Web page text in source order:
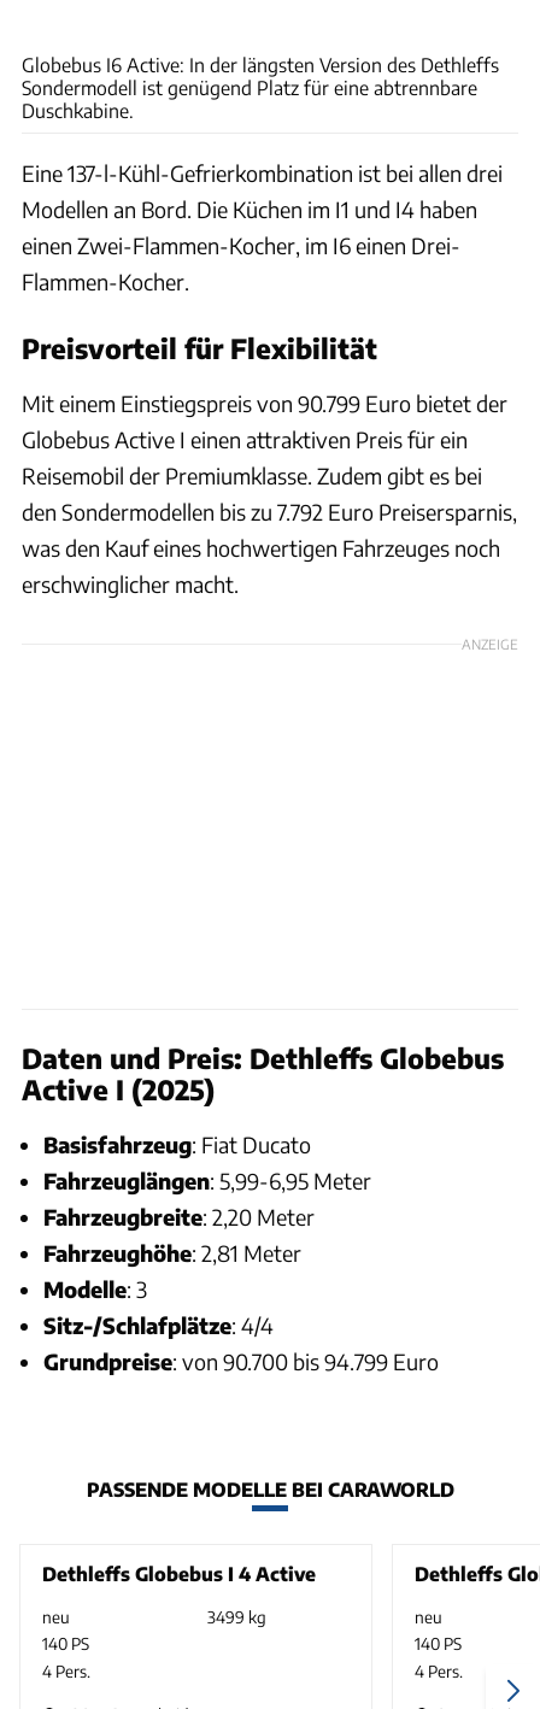
Globebus I6 Active: In der längsten Version des Dethleffs
Sondermodell ist genügend Platz für eine abtrennbare
Duschkabine.
Eine 137-l-Kühl-Gefrierkombination ist bei allen drei
Modellen an Bord. Die Küchen im I1 und I4 haben
einen Zwei-Flammen-Kocher, im I6 einen Drei-
Flammen-Kocher.
Preisvorteil für Flexibilität
Mit einem Einstiegspreis von 90.799 Euro bietet der
Globebus Active I einen attraktiven Preis für ein
Reisemobil der Premiumklasse. Zudem gibt es bei
den Sondermodellen bis zu 7.792 Euro Preisersparnis,
was den Kauf eines hochwertigen Fahrzeuges noch
erschwinglicher macht.
ANZEIGE
Daten und Preis: Dethleffs Globebus
Active I (2025)
Basisfahrzeug: Fiat Ducato
Fahrzeuglängen: 5,99-6,95 Meter
Fahrzeugbreite: 2,20 Meter
Fahrzeughöhe: 2,81 Meter
Modelle: 3
Sitz-/Schlafplätze: 4/4
Grundpreise: von 90.700 bis 94.799 Euro
PASSENDE MODELLE BEI CARAWORLD
Dethleffs Globebus I 4 Active
neu
3499 kg
140 PS
4 Pers.
Dethleffs
neu
140 PS
4 Pers.